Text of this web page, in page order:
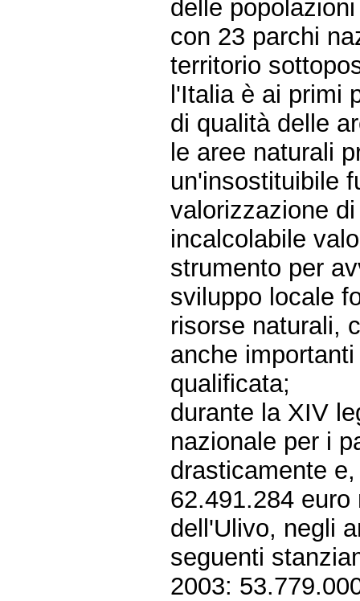
delle
con 23 parchi
territorio
l'Italia è ai primi
di qualità delle
le aree naturali
un'insostituibile
valorizzazione
incalcolabile
strumento per
sviluppo locale
risorse naturali,
anche
qualificata;
durante la XIV
nazionale per i
drasticamente
62.491.284
dell'Ulivo, negli
seguenti
2003: